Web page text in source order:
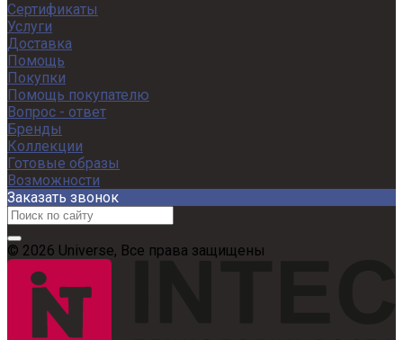
Сертификаты
Услуги
Доставка
Помощь
Покупки
Помощь покупателю
Вопрос - ответ
Бренды
Коллекции
Готовые образы
Возможности
Заказать звонок
© 2026 Universe, Все права защищены